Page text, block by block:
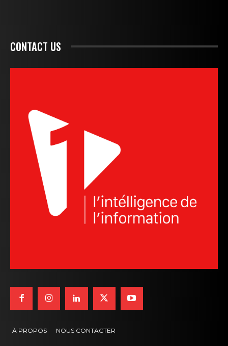
CONTACT US
À PROPOS NOUS CONTACTER